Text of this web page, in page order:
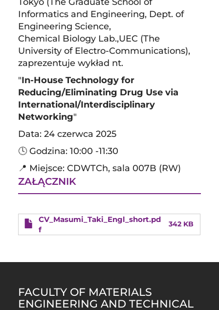
Informatics and Engineering, Dept. of
Engineering Science,
Chemical Biology Lab.,UEC (The
University of Electro-Communications),
zaprezentuje wykład nt.
"In-House Technology for
Reducing/Eliminating Drug Use via
International/Interdisciplinary
Networking"
Data: 24 czerwca 2025
🕓 Godzina: 10:00 -11:30
📍 Miejsce: CDWTCh, sala 007B (RW)
ZAŁĄCZNIK
CV_Masumi_Taki_Engl_short.pd
f
342 KB
FACULTY OF MATERIALS
ENGINEERING AND TECHNICAL